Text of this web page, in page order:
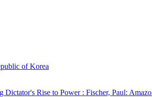
of Korea
Dictator's Rise to Power : Fischer, Paul: